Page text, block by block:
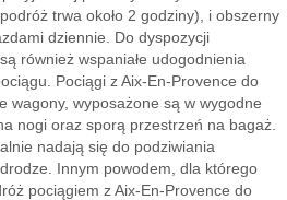
trwa około 2 godziny), i obszerny
dziennie. Do dyspozycji
również wspaniałe udogodnienia
Pociągi z Aix-En-Provence do
wagony, wyposażone są w wygodne
nogi oraz sporą przestrzeń na bagaż.
nadają się do podziwiania
Innym powodem, dla którego
pociągiem z Aix-En-Provence do